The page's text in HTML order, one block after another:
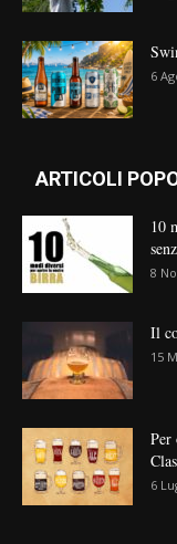
6
ARTICOLI
10
8
Il
15
Per
6